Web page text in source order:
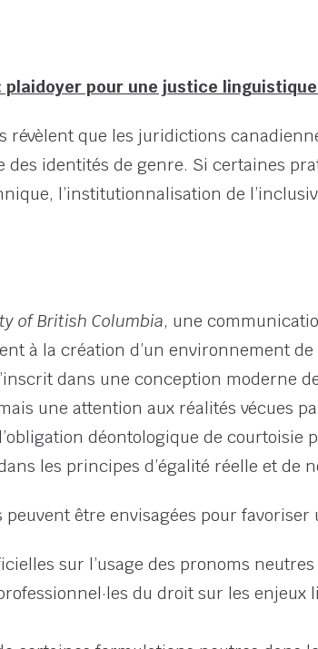
plaidoyer pour une justice
révèlent que les juridictions
des identités de genre. Si certaines
l’institutionnalisation de
of British Columbia, une
à la création d’un environnement
dans une conception moderne
une attention aux réalités vécues
déontologique de
les principes d’égalité réelle et de
peuvent être envisagées pour
sur l’usage des pronoms
du droit sur les enjeux